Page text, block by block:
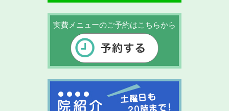
実費メニューのご予約はこちらから